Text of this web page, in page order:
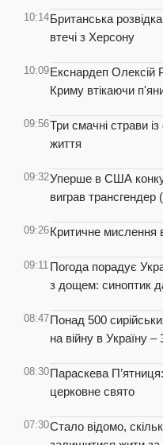
10:14Британська
втечі з Херсону
10:09Екснардеп
Криму втікаючи
09:56Три смачні страви
життя
09:32Уперше в США
виграв трансгендер
09:26Критичне мислення
09:11 Погода порадує
з дощем: синоптик
08:47Понад 500
на війну в Україну –
08:30Параскева
церковне свято
07:30Стало відомо,